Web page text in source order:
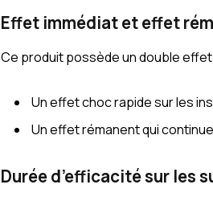
Effet immédiat et effet
Ce produit possède un double effet
Un effet choc rapide sur les
Un effet rémanent qui
Durée d’efficacité sur les